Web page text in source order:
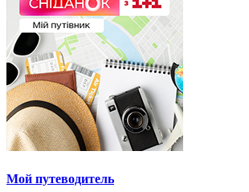
Мой путеводитель